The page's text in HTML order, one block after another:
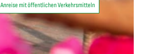
Anreise mit öffentlichen Verkehrsmitteln